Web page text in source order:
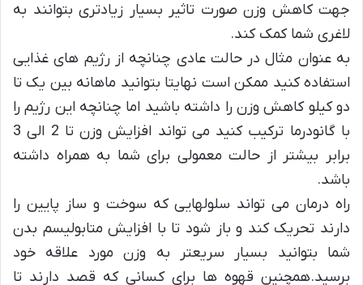
جهت کاهش وزن صورت تاثیر بسیار زیادتری بتوانند به
لاغری شما کمک کند.
به عنوان مثال در حالت عادی چنانچه از رژیم های غذایی
استفاده کنید ممکن است نهایتا بتوانید ماهانه بین یک تا
دو کیلو کاهش وزن را داشته باشید اما چنانچه این رژیم را
با گانودرما ترکیب کنید می تواند افزایش وزن تا 2 الی 3
برابر بیشتر از حالت معمولی برای شما به همراه داشته
باشد.
راه درمان می تواند سلولهایی که سوخت و ساز پایین را
دارند تحریک کند و باز شود تا با افزایش متابولیسم بدن
شما بتوانید بسیار سریعتر به وزن مورد علاقه خود
برسید.همچنین قهوه ها برای کسانی که قصد دارند تا